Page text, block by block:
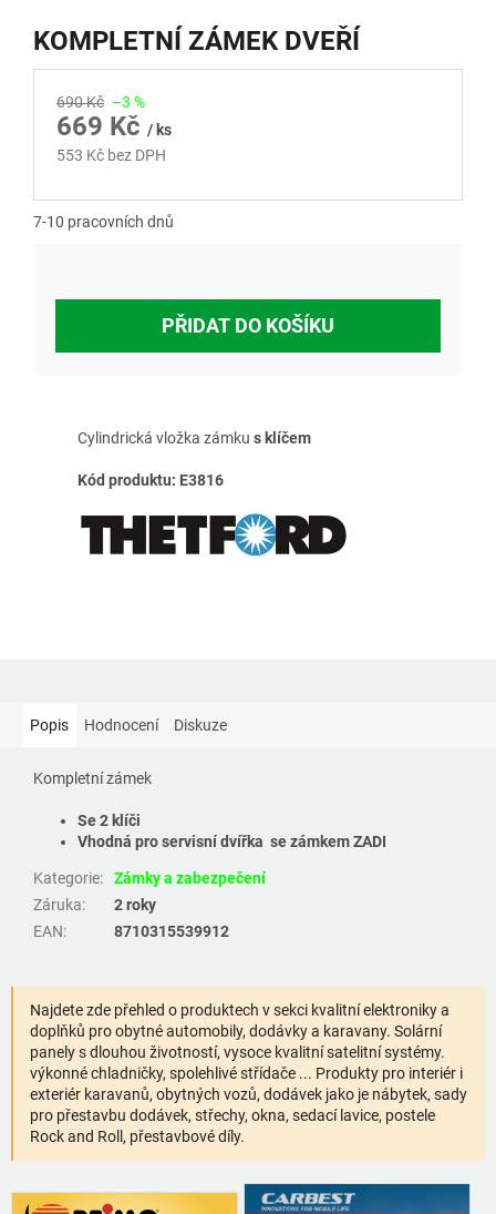
KOMPLETNÍ ZÁMEK DVEŘÍ
690 Kč –3 %
669 Kč / ks
553 Kč bez DPH
7-10 pracovních dnů
PŘIDAT DO KOŠÍKU
Cylindrická vložka zámku s klíčem
Kód produktu: E3816
Popis Hodnocení Diskuze
Kompletní zámek
Se 2 klíči
Vhodná pro servisní dvířka se zámkem ZADI
Kategorie:
Zámky a zabezpečení
Záruka:
2 roky
EAN: 8710315539912
Najdete zde přehled o produktech v sekci kvalitní elektroniky a
doplňků pro obytné automobily, dodávky a karavany. Solární
panely s dlouhou životností, vysoce kvalitní satelitní systémy.
výkonné chladničky, spolehlivé střídače ... Produkty pro interiér i
exteriér karavanů, obytných vozů, dodávek jako je nábytek, sady
pro přestavbu dodávek, střechy, okna, sedací lavice, postele
Rock and Roll, přestavbové díly.